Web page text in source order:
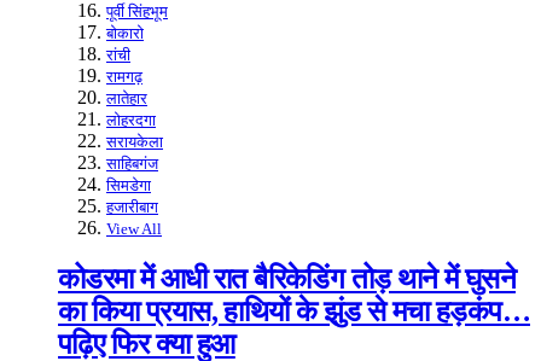
पूर्वी सिंहभूम
बोकारो
रांची
रामगढ़
लातेहार
लोहरदगा
सरायकेला
साहिबगंज
सिमडेगा
हजारीबाग
View All
कोडरमा में आधी रात बैरिकेडिंग तोड़ थाने में घुसने
का किया प्रयास, हाथियों के झुंड से मचा हड़कंप…
पढ़िए फिर क्या हुआ